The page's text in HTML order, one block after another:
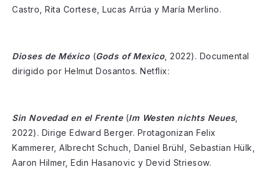
Castro, Rita Cortese, Lucas Arrúa y María Merlino.
Dioses de México (Gods of Mexico , 2022). Documental
dirigido por Helmut Dosantos. Netflix:
Sin Novedad en el Frente (Im Westen nichts Neues,
2022). Dirige Edward Berger. Protagonizan Felix
Kammerer, Albrecht Schuch, Daniel Brühl, Sebastian Hülk,
Aaron Hilmer, Edin Hasanovic y Devid Striesow.